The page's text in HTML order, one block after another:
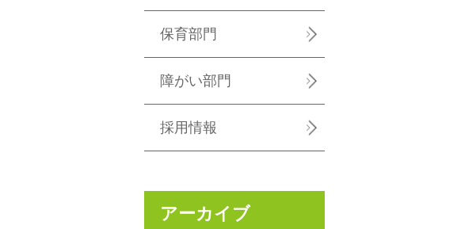
保育部門
障がい部門
採用情報
アーカイブ